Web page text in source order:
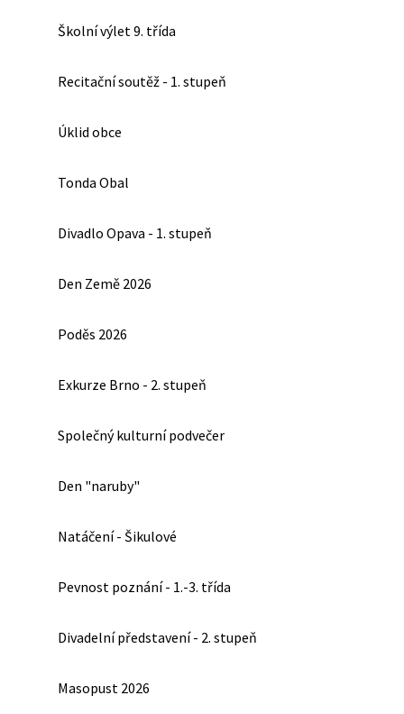
Školní výlet 9. třída
Recitační soutěž - 1. stupeň
Úklid obce
Tonda Obal
Divadlo Opava - 1. stupeň
Den Země 2026
Poděs 2026
Exkurze Brno - 2. stupeň
Společný kulturní podvečer
Den "naruby"
Natáčení - Šikulové
Pevnost poznání - 1.-3. třída
Divadelní představení - 2. stupeň
Masopust 2026